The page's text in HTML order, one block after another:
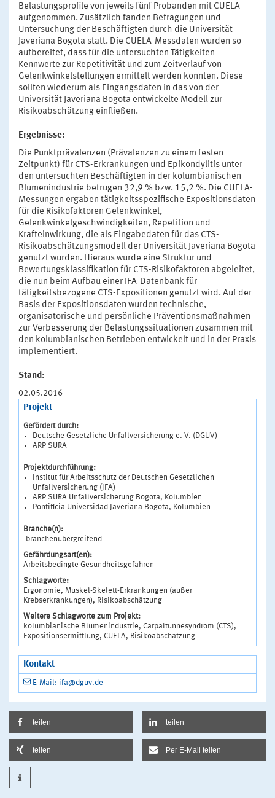
Belastungsprofile von jeweils fünf Probanden mit CUELA
aufgenommen. Zusätzlich fanden Befragungen und
Untersuchung der Beschäftigten durch die Universität
Javeriana Bogota statt. Die CUELA-Messdaten wurden so
aufbereitet, dass für die untersuchten Tätigkeiten
Kennwerte zur Repetitivität und zum Zeitverlauf von
Gelenkwinkelstellungen ermittelt werden konnten. Diese
sollten wiederum als Eingangsdaten in das von der
Universität Javeriana Bogota entwickelte Modell zur
Risikoabschätzung einfließen.
Ergebnisse:
Die Punktprävalenzen (Prävalenzen zu einem festen
Zeitpunkt) für CTS-Erkrankungen und Epikondylitis unter
den untersuchten Beschäftigten in der kolumbianischen
Blumenindustrie betrugen 32,9 % bzw. 15,2 %. Die CUELA-
Messungen ergaben tätigkeitsspezifische Expositionsdaten
für die Risikofaktoren Gelenkwinkel,
Gelenkwinkelgeschwindigkeiten, Repetition und
Krafteinwirkung, die als Eingabedaten für das CTS-
Risikoabschätzungsmodell der Universität Javeriana Bogota
genutzt wurden. Hieraus wurde eine Struktur und
Bewertungsklassifikation für CTS-Risikofaktoren abgeleitet,
die nun beim Aufbau einer IFA-Datenbank für
tätigkeitsbezogene CTS-Expositionen genutzt wird. Auf der
Basis der Expositionsdaten wurden technische,
organisatorische und persönliche Präventionsmaßnahmen
zur Verbesserung der Belastungssituationen zusammen mit
den kolumbianischen Betrieben entwickelt und in der Praxis
implementiert.
Stand:
02.05.2016
Projekt
Gefördert durch:
Deutsche Gesetzliche Unfallversicherung e. V. (DGUV)
ARP SURA
Projektdurchführung:
Institut für Arbeitsschutz der Deutschen Gesetzlichen
Unfallversicherung (IFA)
ARP SURA Unfallversicherung Bogota, Kolumbien
Pontificia Universidad Javeriana Bogota, Kolumbien
Branche(n):
-branchenübergreifend-
Gefährdungsart(en):
Arbeitsbedingte Gesundheitsgefahren
Schlagworte:
Ergonomie, Muskel-Skelett-Erkrankungen (außer
Krebserkrankungen), Risikoabschätzung
Weitere Schlagworte zum Projekt:
kolumbianische Blumenindustrie, Carpaltunnesyndrom (CTS),
Expositionsermittlung, CUELA, Risikoabschätzung
Kontakt
E-Mail: ifa@dguv.de
teilen teilen
teilen Per E-Mail teilen